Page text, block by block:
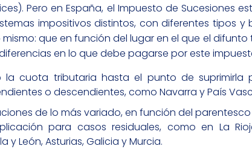
Pero en España, el Impuesto de Sucesiones
impositivos distintos, con diferentes tipos y
mismo: que en función del lugar en el que el
en lo que debe pagarse por este
la cuota tributaria hasta el punto de suprimirla
o descendientes, como Navarra y País
de lo más variado, en función del
para casos residuales, como en La
León, Asturias, Galicia y Murcia.